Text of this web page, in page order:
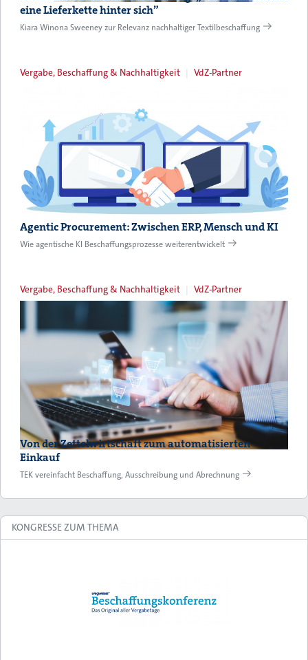
eine Lieferkette hinter sich”
Kiara Winona Sweeney zur Relevanz nachhaltiger Textilbeschaffung
Vergabe, Beschaffung & Nachhaltigkeit VdZ-Partner
Agentic Procurement: Zwischen ERP, Mensch und KI
Wie agentische KI Beschaffungsprozesse weiterentwickelt
Vergabe, Beschaffung & Nachhaltigkeit VdZ-Partner
Von der Zettelwirtschaft zum automatisierten
Einkauf
TEK vereinfacht Beschaffung, Ausschreibung und Abrechnung
KONGRESSE ZUM THEMA